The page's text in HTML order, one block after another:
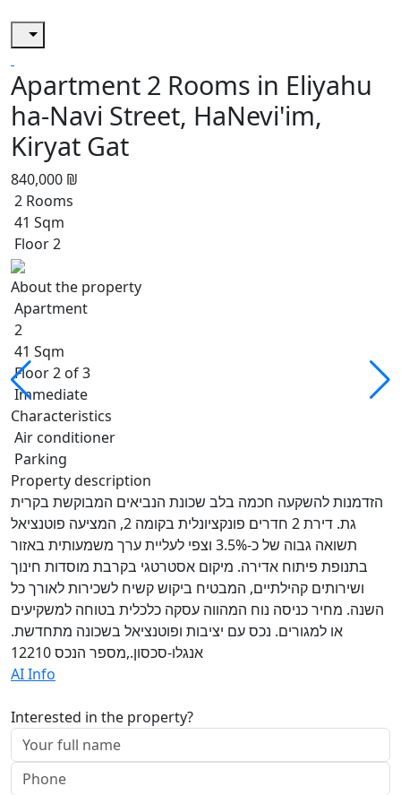
Apartment 2 Rooms in Eliyahu
ha-Navi Street, HaNevi'im,
Kiryat Gat
840,000 ₪
2 Rooms
41 Sqm
Floor 2
About the property
Apartment
2
41 Sqm
Floor 2 of 3
Immediate
Characteristics
Air conditioner
Parking
Property description
הזדמנות להשקעה חכמה בלב שכונת הנביאים המבוקשת בקרית
גת. דירת 2 חדרים פונקציונלית בקומה 2, המציעה פוטנציאל
תשואה גבוה של כ-3.5% וצפי לעליית ערך משמעותית באזור
בתנופת פיתוח אדירה. מיקום אסטרטגי בקרבת מוסדות חינוך
ושירותים קהילתיים, המבטיח ביקוש קשיח לשכירות לאורך כל
השנה. מחיר כניסה נוח המהווה עסקה כלכלית בטוחה למשקיעים
או למגורים. נכס עם יציבות ופוטנציאל בשכונה מתחדשת.
אנגלו-סכסון.,מספר הנכס 12210
AI Info
Interested in the property?